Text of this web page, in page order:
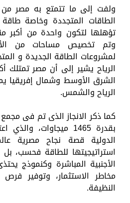
ولفت إلى ما تتمتع به مصر
الطاقات المتجددة وخاصة
تؤهلها لتكون واحدة من أكبر
وتم تخصيص مساحات من
لمشروعات الطاقة الجديدة و
الرياح يشير إلى أن مصر تمتلك
الشرق الأوسط وشمال إفريقيا
الرياح والشمس.
كما ذكر الانجاز الذى تم فى
بقدرة 1465 ميجاوات،
الدولية قصة نجاح مصرية
استراتيجيتها للطاقة فحسب،
الأجنبية المباشرة وكنموذج
مخاطر الاستثمار، وتوفير فرص
النظيفة.